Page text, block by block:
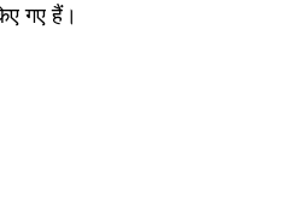
गए हैं।